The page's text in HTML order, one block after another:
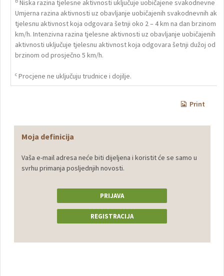
Niska razina tjelesne aktivnosti uključuje uobičajene svakodnevne
Umjerna razina aktivnosti uz obavljanje uobičajenih svakodnevnih
tjelesnu aktivnost koja odgovara šetnji oko 2 – 4 km na dan brzinom
km/h. Intenzivna razina tjelesne aktivnosti uz obavljanje uobičajenih
aktivnosti uključuje tjelesnu aktivnost koja odgovara šetnji dužoj od 4
brzinom od prosječno 5 km/h.
c Procjene ne uključuju trudnice i dojilje.
Print
Moja definicija
Vaša e-mail adresa neće biti dijeljena i koristit će se samo u
svrhu primanja posljednjih novosti.
PRIJAVA
REGISTRACIJA